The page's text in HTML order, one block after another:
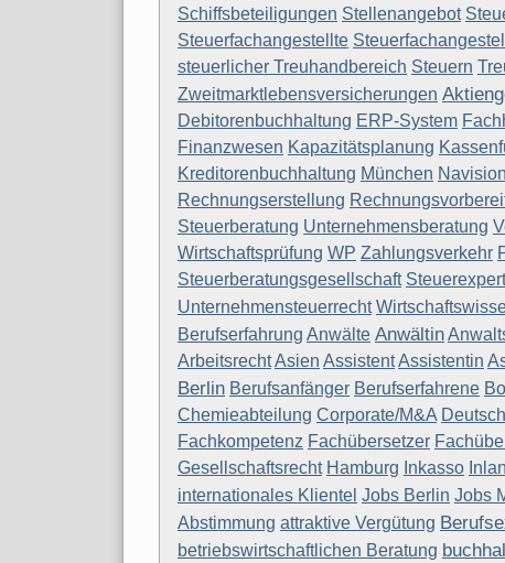
Schiffsbeteiligungen Stellenangebot
Steuerfachangestellte
steuerlicher Treuhandbereich Steuern
Zweitmarktlebensversicherungen
Debitorenbuchhaltung ERP-System
Finanzwesen Kapazitätsplanung
Kreditorenbuchhaltung München Navision
Rechnungserstellung
Steuerberatung Unternehmensberatung
Wirtschaftsprüfung WP Zahlungsverkehr
Steuerberatungsgesellschaft
Unternehmensteuerrecht
Berufserfahrung Anwälte Anwältin
ArbeitsrechtAsien AssistentAssistentin
Berlin Berufsanfänger Berufserfahrene
Chemieabteilung Corporate/M&A Deutsch
Fachkompetenz Fachübersetzer
Gesellschaftsrecht Hamburg Inkasso
internationales Klientel Jobs Berlin Jobs
Abstimmung attraktive Vergütung
betriebswirtschaftlichen Beratung